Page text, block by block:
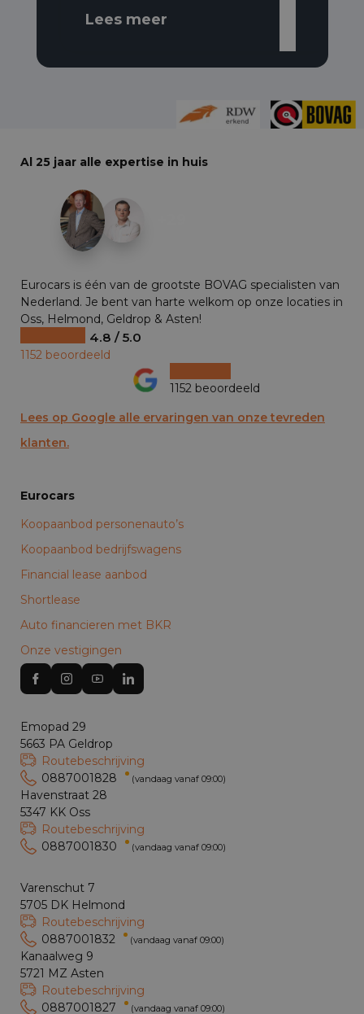
Lees meer
Al 25 jaar alle expertise in huis
Eurocars is één van de grootste BOVAG specialisten van
Nederland. Je bent van harte welkom op onze locaties in
Oss, Helmond, Geldrop & Asten!
4.8 / 5.0
1152 beoordeeld
1152 beoordeeld
Lees op Google alle ervaringen van onze tevreden
klanten.
Eurocars
Koopaanbod personenauto’s
Koopaanbod bedrijfswagens
Financial lease aanbod
Shortlease
Auto financieren met BKR
Onze vestigingen
Emopad 29
5663 PA Geldrop
Routebeschrijving
0887001828
(vandaag vanaf 09:00)
Havenstraat 28
5347 KK Oss
Routebeschrijving
0887001830
(vandaag vanaf 09:00)
Varenschut 7
5705 DK Helmond
Routebeschrijving
0887001832
(vandaag vanaf 09:00)
Kanaalweg 9
5721 MZ Asten
Routebeschrijving
0887001827
(vandaag vanaf 09:00)